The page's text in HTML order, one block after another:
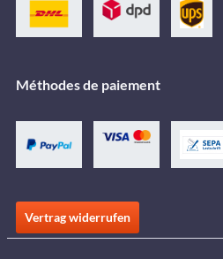
Méthodes de paiement
Vertrag widerrufen